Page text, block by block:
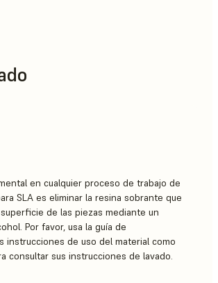
en cualquier proceso de trabajo de
SLA es eliminar la resina sobrante que
de las piezas mediante un
Por favor, usa la guía de
instrucciones de uso del material como
consultar sus instrucciones de lavado.